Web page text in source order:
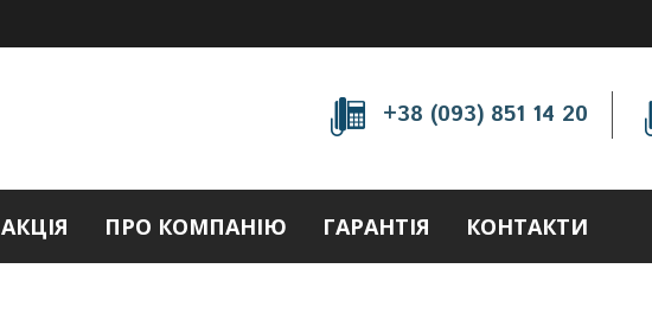
+38 (093) 851 14 20
АКЦІЯ ПРО КОМПАНІЮ ГАРАНТІЯ КОНТАКТИ